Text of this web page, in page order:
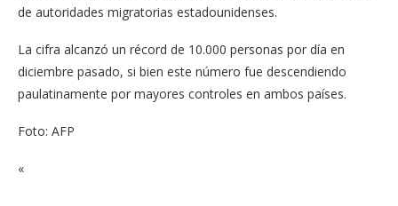
de autoridades migratorias estadounidenses.
La cifra alcanzó un récord de 10.000 personas por día en
diciembre pasado, si bien este número fue descendiendo
paulatinamente por mayores controles en ambos países.
Foto: AFP
«